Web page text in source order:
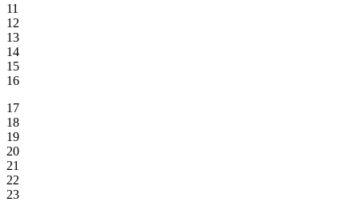
11
12
13
14
15
16
17
18
19
20
21
22
23